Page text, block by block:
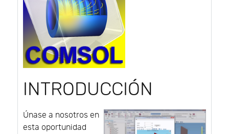
INTRODUCCIÓN
Únase a nosotros en
esta oportunidad